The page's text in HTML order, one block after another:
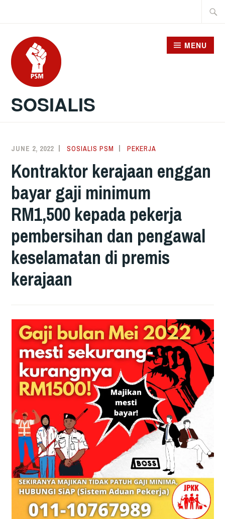
content
SOSIALIS
MENU
JUNE 2, 2022 SOSIALIS PSM PEKERJA
Kontraktor kerajaan enggan
bayar gaji minimum
RM1,500 kepada pekerja
pembersihan dan pengawal
keselamatan di premis
kerajaan